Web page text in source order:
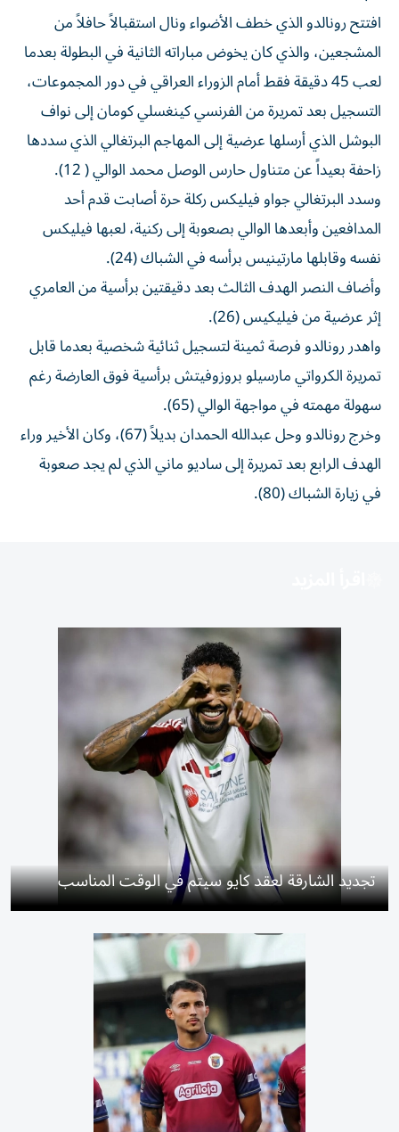
افتتح رونالدو الذي خطف الأضواء ونال استقبالاً حافلاً من
المشجعين، والذي كان يخوض مباراته الثانية في البطولة بعدما
لعب 45 دقيقة فقط أمام الزوراء العراقي في دور المجموعات،
التسجيل بعد تمريرة من الفرنسي كينغسلي كومان إلى نواف
البوشل الذي أرسلها عرضية إلى المهاجم البرتغالي الذي سددها
زاحفة بعيداً عن متناول حارس الوصل محمد الوالي ( 12).
وسدد البرتغالي جواو فيليكس ركلة حرة أصابت قدم أحد
المدافعين وأبعدها الوالي بصعوبة إلى ركنية، لعبها فيليكس
نفسه وقابلها مارتينيس برأسه في الشباك (24).
وأضاف النصر الهدف الثالث بعد دقيقتين برأسية من العامري
إثر عرضية من فيليكيس (26).
واهدر رونالدو فرصة ثمينة لتسجيل ثنائية شخصية بعدما قابل
تمريرة الكرواتي مارسيلو بروزوفيتش برأسية فوق العارضة رغم
سهولة مهمته في مواجهة الوالي (65).
وخرج رونالدو وحل عبدالله الحمدان بديلاً (67)، وكان الأخير وراء
الهدف الرابع بعد تمريرة إلى ساديو ماني الذي لم يجد صعوبة
في زيارة الشباك (80).
تجديد الشارقة لعقد كايو سيتم في الوقت المناسب